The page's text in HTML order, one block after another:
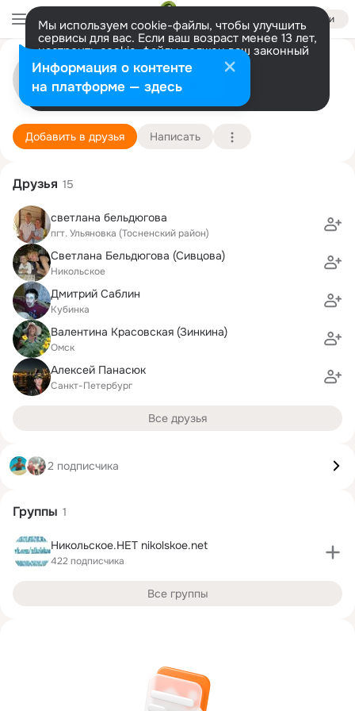
Войти
Мы используем cookie-файлы, чтобы улучшить
сервисы для вас. Если ваш возраст менее 13 лет,
настроить cookie-файлы должен ваш законный
представитель. Больше информации
Разрешить все Настроить
Алексей Лямин
СПб. 30 июля (48 лет)
Подробнее
Добавить в друзья Написать
Друзья 15
светлана бельдюгова
пгт. Ульяновка (Тосненский район)
Светлана Бельдюгова (Сивцова)
Никольское
Дмитрий Саблин
Кубинка
Валентина Красовская (Зинкина)
Омск
Алексей Панасюк
Санкт-Петербург
Все друзья
2 подписчика
Группы 1
Никольское.НЕТ nikolskoe.net
422 подписчика
Все группы
Информация о контенте
на платформе — здесь